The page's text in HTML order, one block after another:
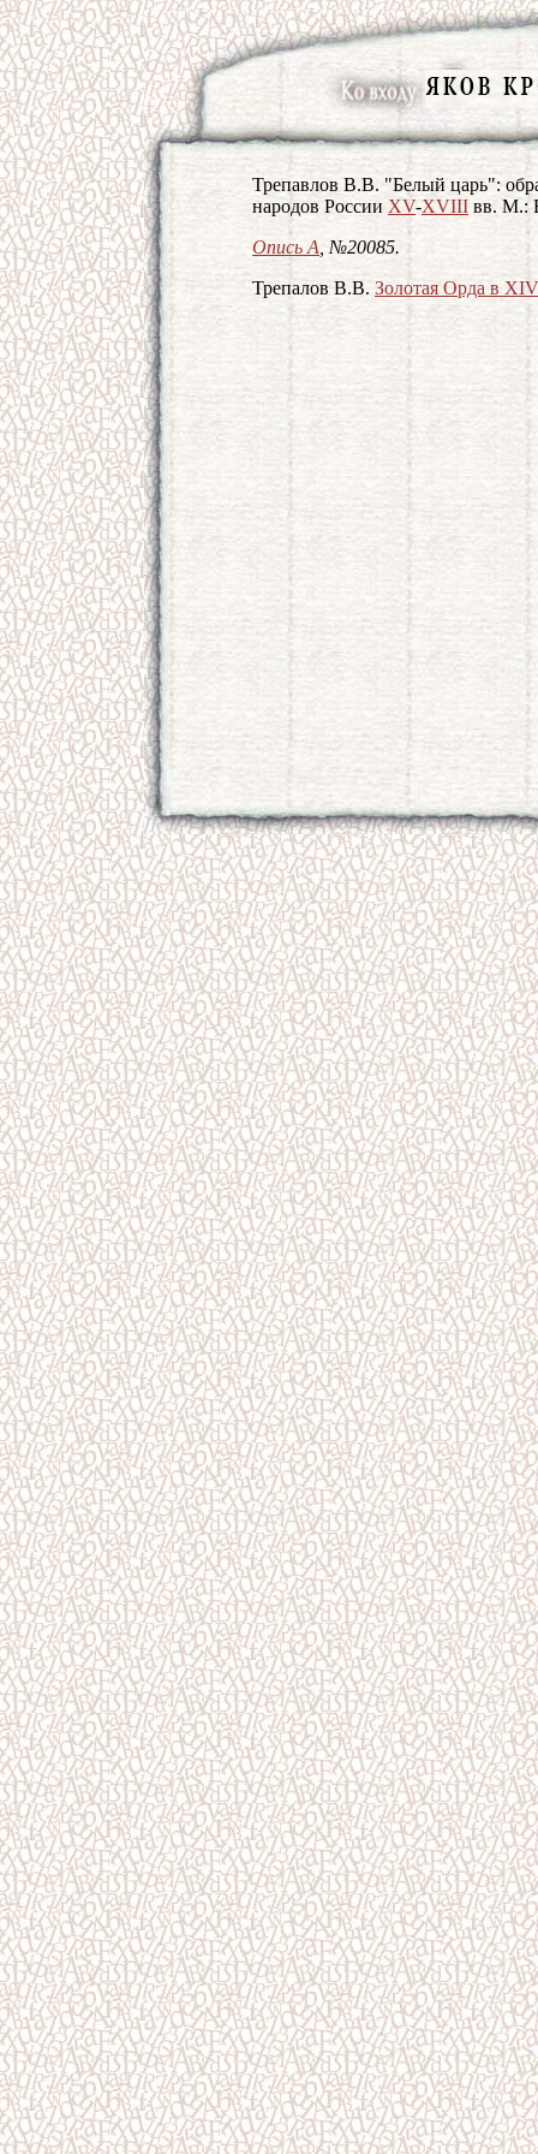
Трепавлов В.В. "Белый царь":
народов России XV-XVIII вв. М.:
Опись А , №20085.
Трепалов В.В. Золотая Орда в